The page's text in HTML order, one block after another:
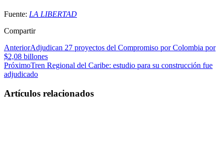
Fuente: LA LIBERTAD
Compartir
AnteriorAdjudican 27 proyectos del Compromiso por Colombia por
$2,08 billones
PróximoTren Regional del Caribe: estudio para su construcción fue
adjudicado
Artículos relacionados